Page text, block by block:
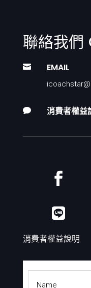
聯絡我們
 EMAIL
 消費者權益
消費者權益說明